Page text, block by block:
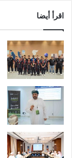
اقرأ أيضا